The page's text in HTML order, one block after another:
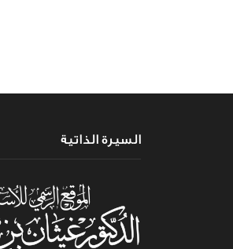
السيرة الذاتية